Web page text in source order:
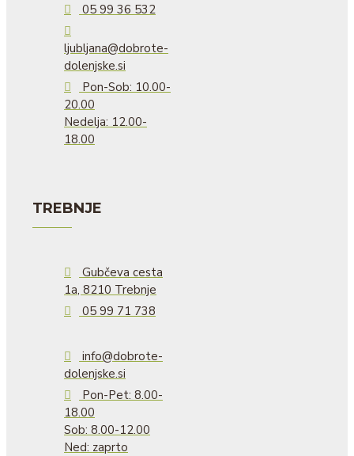
05 99 36 532
ljubljana@dobrote-
dolenjske.si
Pon-Sob: 10.00-
20.00
Nedelja: 12.00-
18.00
TREBNJE
Gubčeva cesta
1a, 8210 Trebnje
05 99 71 738
info@dobrote-
dolenjske.si
Pon-Pet: 8.00-
18.00
Sob: 8.00-12.00
Ned: zaprto